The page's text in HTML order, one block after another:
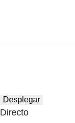
Desplegar
Directo